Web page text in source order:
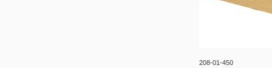
208-01-450